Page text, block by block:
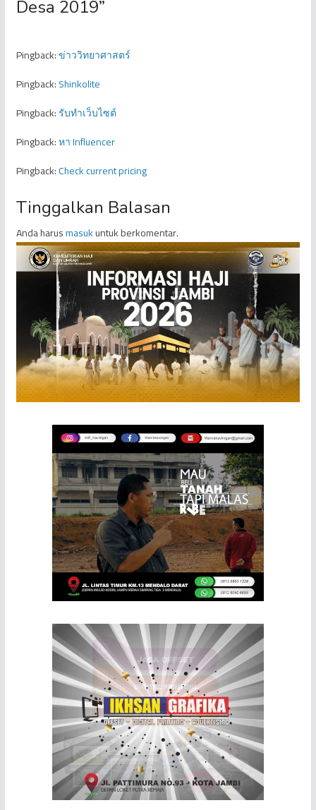
Desa 2019”
Pingback:ข่าววิทยาศาสตร์
Pingback:Shinkolite
Pingback:รับทำเว็บไซต์
Pingback:หา Influencer
Pingback:Check current pricing
Tinggalkan Balasan
Anda harusmasukuntuk berkomentar.